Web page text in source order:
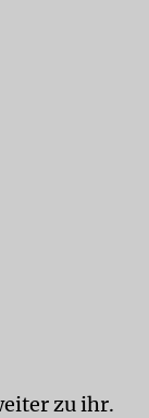
zu ihr.